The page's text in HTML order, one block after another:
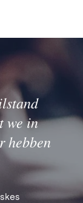
we in
hebben